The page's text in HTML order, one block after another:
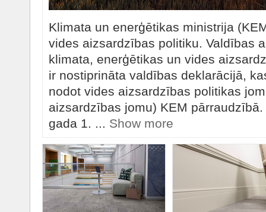
Klimata un enerģētikas ministrija
vides aizsardzības politiku. Valdības
klimata, enerģētikas un vides
ir nostiprināta valdības deklarācijā,
nodot vides aizsardzības politikas
aizsardzības jomu) KEM
gada 1. ... Show more